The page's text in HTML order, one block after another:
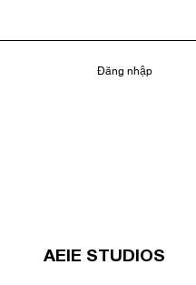
Đăng nhập
AEIE STUDIOS